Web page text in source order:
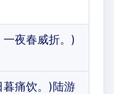
一夜春威折。)
暮痛饮。)陆游